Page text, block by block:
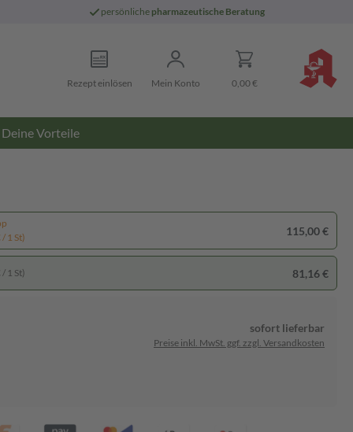
persönliche pharmazeutische Beratung
Rezept einlösen Mein Konto 0,00 €
Deine Vorteile
1 St)
115,00 €
1 St) 81,16 €
sofort lieferbar
Preise inkl. MwSt. ggf. zzgl. Versandkosten